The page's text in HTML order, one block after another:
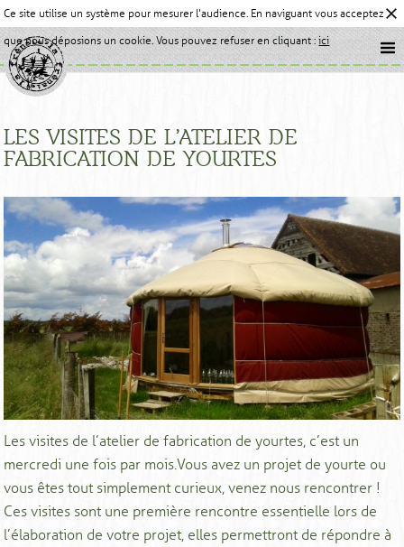
Ce site utilise un système pour mesurer l'audience. En naviguant vous acceptez
que nous déposions un cookie. Vous pouvez refuser en cliquant :ici
LES VISITES DE L’ATELIER DE
FABRICATION DE YOURTES
Les visites de l’atelier de fabrication de yourtes, c’est un
mercredi une fois par mois.Vous avez un projet de yourte ou
vous êtes tout simplement curieux, venez nous rencontrer !
Ces visites sont une première rencontre essentielle lors de
l’élaboration de votre projet, elles permettront de répondre à